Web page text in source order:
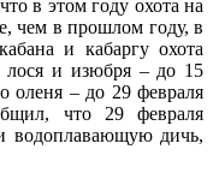
в этом году охота на
чем в прошлом году, в
и кабаргу охота
лося и изюбря – до 15
оленя – до 29 февраля
что 29 февраля
водоплавающую дичь,